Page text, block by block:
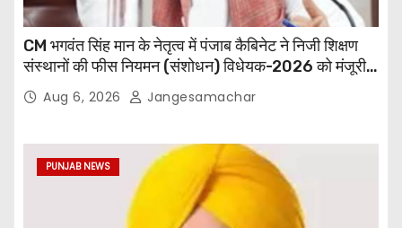
CM भगवंत सिंह मान के नेतृत्व में पंजाब कैबिनेट ने निजी शिक्षण
संस्थानों की फीस नियमन (संशोधन) विधेयक-2026 को मंजूरी
दी Aug 6, 2026 Jangesamachar
PUNJAB NEWS